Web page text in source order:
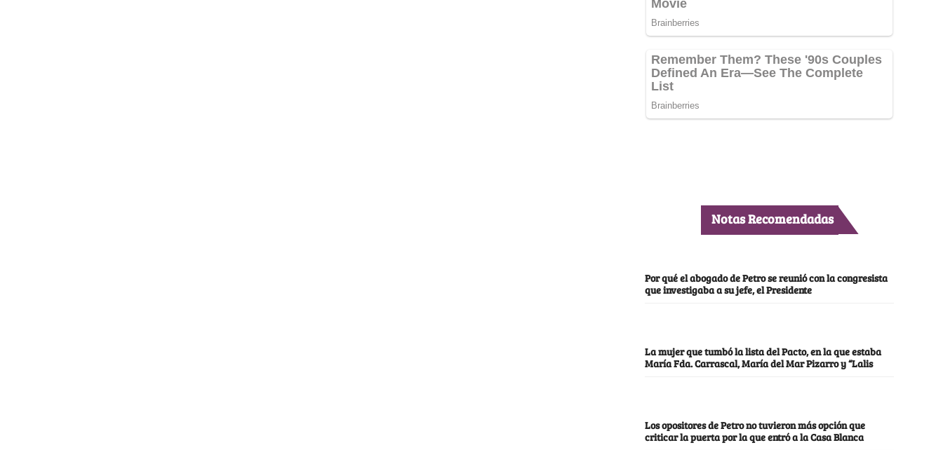
Notas Recomendadas
Por qué el abogado de Petro se reunió con la congresista
que investigaba a su jefe, el Presidente
La mujer que tumbó la lista del Pacto, en la que estaba
María Fda. Carrascal, María del Mar Pizarro y “Lalis
Los opositores de Petro no tuvieron más opción que
criticar la puerta por la que entró a la Casa Blanca